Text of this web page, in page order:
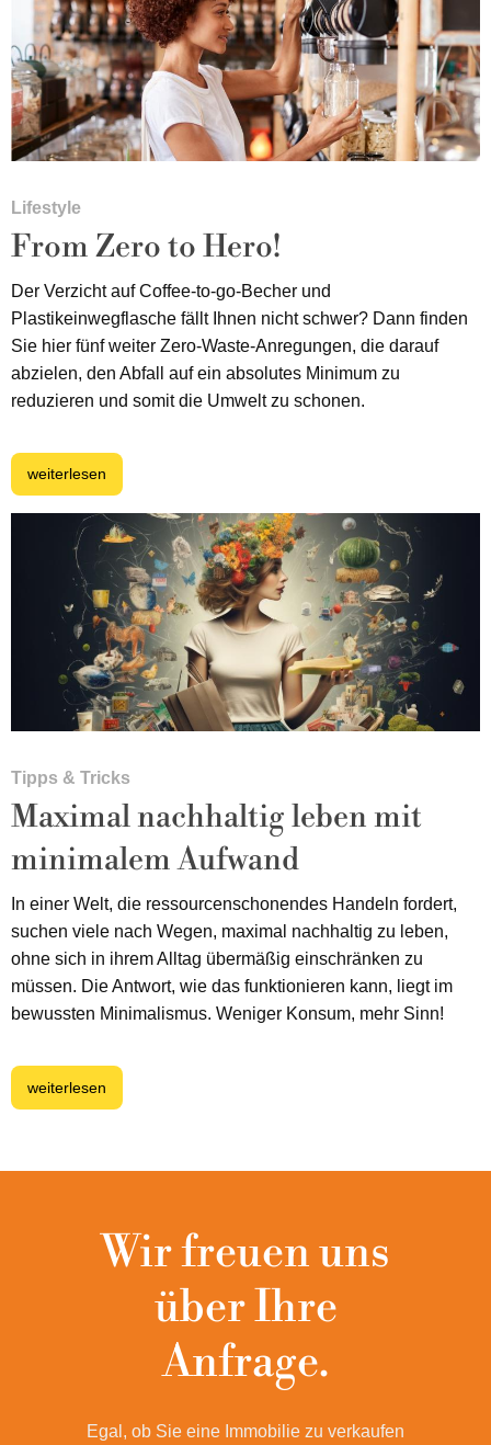
Lifestyle
From Zero to Hero!
Der Verzicht auf Coffee-to-go-Becher und
Plastikeinwegflasche fällt Ihnen nicht schwer? Dann finden
Sie hier fünf weiter Zero-Waste-Anregungen, die darauf
abzielen, den Abfall auf ein absolutes Minimum zu
reduzieren und somit die Umwelt zu schonen.
weiterlesen
Tipps & Tricks
Maximal nachhaltig leben mit
minimalem Aufwand
In einer Welt, die ressourcenschonendes Handeln fordert,
suchen viele nach Wegen, maximal nachhaltig zu leben,
ohne sich in ihrem Alltag übermäßig einschränken zu
müssen. Die Antwort, wie das funktionieren kann, liegt im
bewussten Minimalismus. Weniger Konsum, mehr Sinn!
weiterlesen
Wir freuen uns
über Ihre
Anfrage.
Egal, ob Sie eine Immobilie zu verkaufen